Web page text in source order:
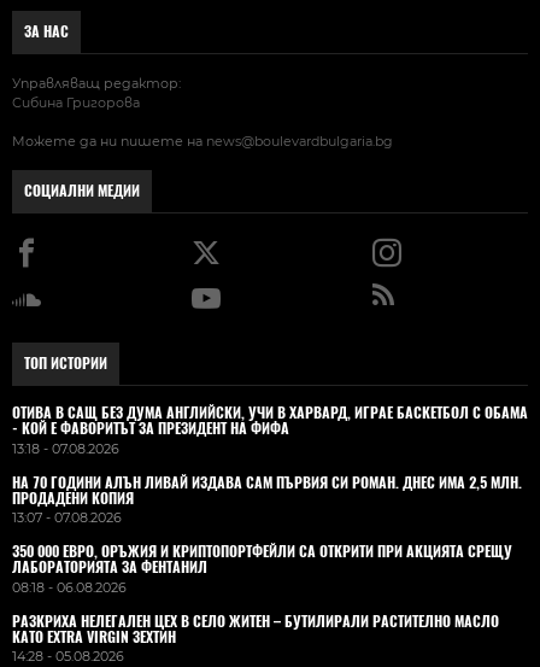
ЗА НАС
Управляващ редактор:
Сибина Григорова
Можете да ни пишете на news@boulevardbulgaria.bg
СОЦИАЛНИ МЕДИИ
ТОП ИСТОРИИ
ОТИВА В САЩ БЕЗ ДУМА АНГЛИЙСКИ, УЧИ В ХАРВАРД, ИГРАЕ БАСКЕТБОЛ С ОБАМА
- КОЙ Е ФАВОРИТЪТ ЗА ПРЕЗИДЕНТ НА ФИФА
13:18 - 07.08.2026
НА 70 ГОДИНИ АЛЪН ЛИВАЙ ИЗДАВА САМ ПЪРВИЯ СИ РОМАН. ДНЕС ИМА 2,5 МЛН.
ПРОДАДЕНИ КОПИЯ
13:07 - 07.08.2026
350 000 ЕВРО, ОРЪЖИЯ И КРИПТОПОРТФЕЙЛИ СА ОТКРИТИ ПРИ АКЦИЯТА СРЕЩУ
ЛАБОРАТОРИЯТА ЗА ФЕНТАНИЛ
08:18 - 06.08.2026
РАЗКРИХА НЕЛЕГАЛЕН ЦЕХ В СЕЛО ЖИТЕН – БУТИЛИРАЛИ РАСТИТЕЛНО МАСЛО
КАТО EXTRA VIRGIN ЗЕХТИН
14:28 - 05.08.2026